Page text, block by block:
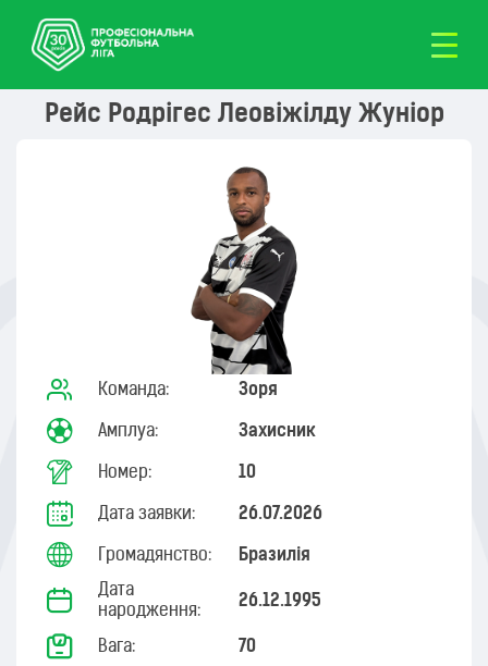
Рейс Родрігес Леовіжілду Жуніор
Команда: Зоря
Амплуа: Захисник
Номер: 10
Дата заявки: 26.07.2026
Громадянство: Бразилія
Дата
народження:
26.12.1995
Вага: 70